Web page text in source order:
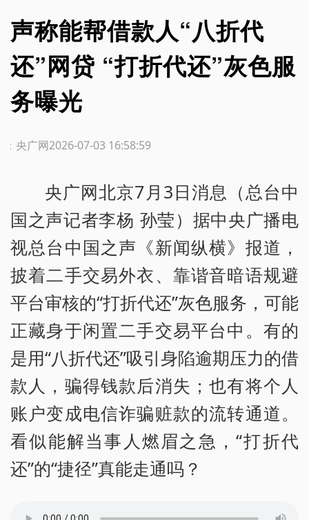
声称能帮借款人“八折代
还”网贷 “打折代还”灰色服
务曝光
2026-07-03 16:58:59
：央广网
央广网北京7月3日消息（总台中
国之声记者李杨 孙莹）据中央广播电
视总台中国之声《新闻纵横》报道，
披着二手交易外衣、靠谐音暗语规避
平台审核的“打折代还”灰色服务，可能
正藏身于闲置二手交易平台中。有的
是用“八折代还”吸引身陷逾期压力的借
款人，骗得钱款后消失；也有将个人
账户变成电信诈骗赃款的流转通道。
看似能解当事人燃眉之急，“打折代
还”的“捷径”真能走通吗？